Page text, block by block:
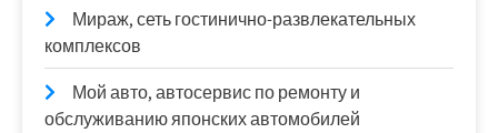
Мираж, сеть гостинично-развлекательных
комплексов
Мой авто, автосервис по ремонту и
обслуживанию японских автомобилей